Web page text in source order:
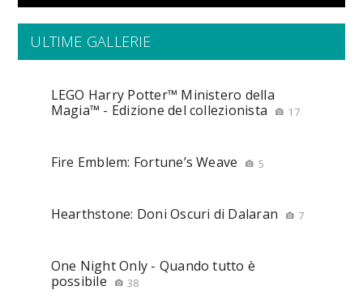
ULTIME GALLERIE
LEGO Harry Potter™ Ministero della
Magia™ - Edizione del collezionista
17
Fire Emblem: Fortune’s Weave 5
Hearthstone: Doni Oscuri di Dalaran 7
One Night Only - Quando tutto è
possibile
38